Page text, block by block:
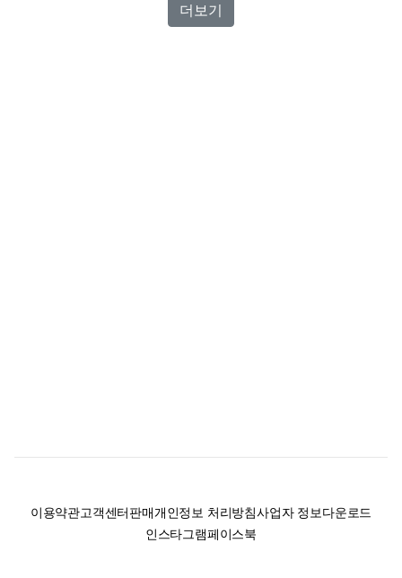
더보기
이용약관고객센터판매개인정보 처리방침사업자 정보다운로드
인스타그램페이스북